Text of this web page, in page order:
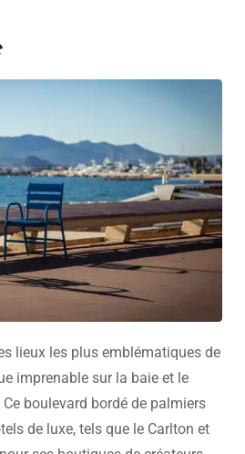
lieux les plus emblématiques de
imprenable sur la baie et le
boulevard bordé de palmiers
de luxe, tels que le Carlton et